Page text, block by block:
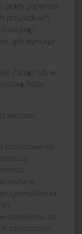
giełdy papierów
przypadkach,
ustawą i
gdy wymaga
Zarząd lub, w
Rada
postanowienia,
w
zgromadzenia
odniesieniu do
zgromadzeń